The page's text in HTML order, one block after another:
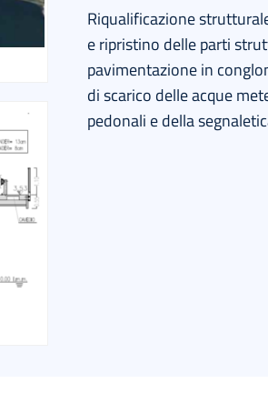
Riqualificazione
e ripristino delle parti
pavimentazione in
di scarico delle acque
pedonali e della